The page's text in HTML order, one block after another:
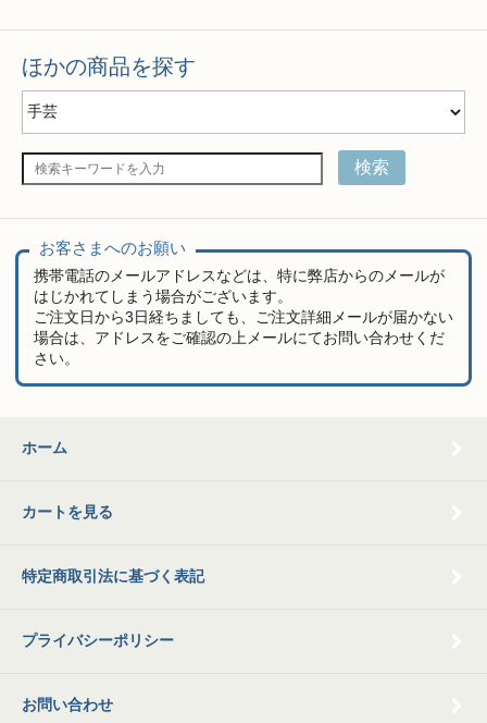
ほかの商品を探す
検索
お客さまへのお願い
携帯電話のメールアドレスなどは、特に弊店からのメールが
はじかれてしまう場合がございます。
ご注文日から3日経ちましても、ご注文詳細メールが届かない
場合は、アドレスをご確認の上メールにてお問い合わせくだ
さい。
ホーム
カートを見る
特定商取引法に基づく表記
プライバシーポリシー
お問い合わせ